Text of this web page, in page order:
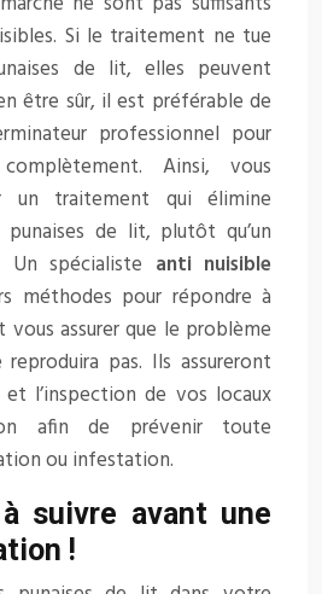
Si le traitement ne tue
de lit, elles peuvent
être sûr, il est préférable de
professionnel pour
complètement. Ainsi, vous
un traitement qui élimine
de lit, plutôt qu’un
spécialiste anti nuisible
méthodes pour répondre à
assurer que le problème
pas. Ils assureront
l’inspection de vos locaux
afin de prévenir toute
ou infestation.
suivre avant une
!